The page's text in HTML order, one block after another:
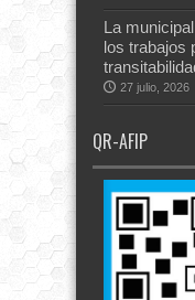
La
los trabajos
27 julio, 2026
QR-AFIP